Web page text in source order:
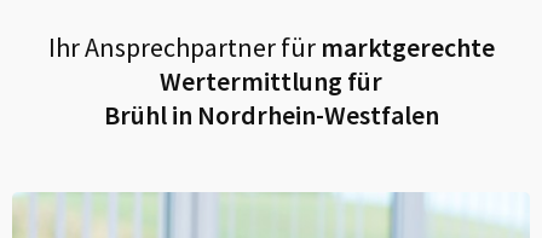
Ihr Ansprechpartner fürmarktgerechte
Wertermittlung für
Brühl in Nordrhein-Westfalen